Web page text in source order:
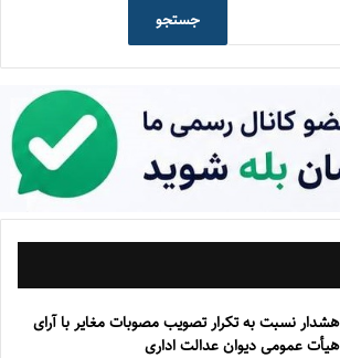
جستجو
هشدار نسبت به تکرار تصویب مصوبات مغایر با آرای
هیأت عمومی دیوان عدالت اداری